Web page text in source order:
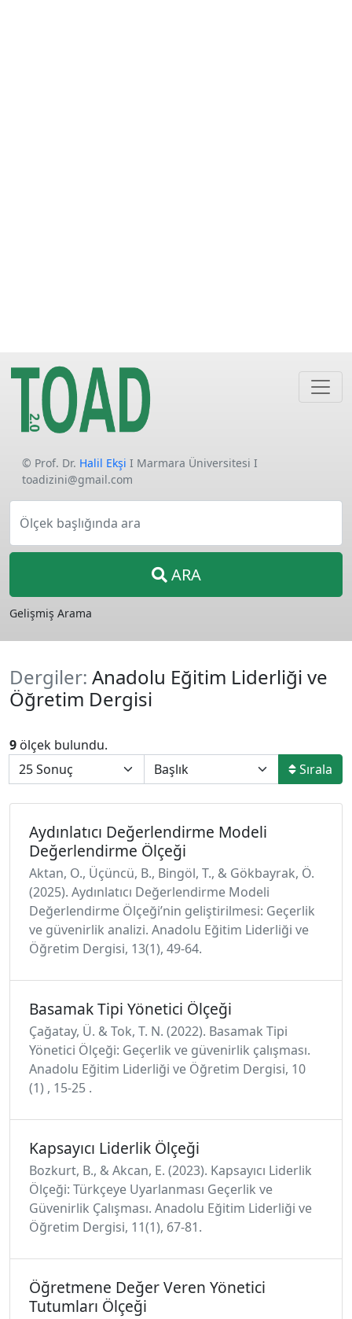
© Prof. Dr. Halil Ekşi I Marmara Üniversitesi I
toadizini@gmail.com
Ölçek başlığında ara
ARA
Gelişmiş Arama
Dergiler: Anadolu Eğitim Liderliği ve
Öğretim Dergisi
9 ölçek bulundu.
Sırala
Aydınlatıcı Değerlendirme Modeli
Değerlendirme Ölçeği
Aktan, O., Üçüncü, B., Bingöl, T., & Gökbayrak, Ö.
(2025). Aydınlatıcı Değerlendirme Modeli
Değerlendirme Ölçeği’nin geliştirilmesi: Geçerlik
ve güvenirlik analizi. Anadolu Eğitim Liderliği ve
Öğretim Dergisi, 13(1), 49-64.
Basamak Tipi Yönetici Ölçeği
Çağatay, Ü. & Tok, T. N. (2022). Basamak Tipi
Yönetici Ölçeği: Geçerlik ve güvenirlik çalışması.
Anadolu Eğitim Liderliği ve Öğretim Dergisi, 10
(1) , 15-25 .
Kapsayıcı Liderlik Ölçeği
Bozkurt, B., & Akcan, E. (2023). Kapsayıcı Liderlik
Ölçeği: Türkçeye Uyarlanması Geçerlik ve
Güvenirlik Çalışması. Anadolu Eğitim Liderliği ve
Öğretim Dergisi, 11(1), 67-81.
Öğretmene Değer Veren Yönetici
Tutumları Ölçeği